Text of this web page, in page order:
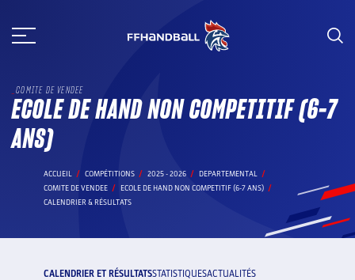
au
COMITE DE VENDEE
ECOLE DE HAND NON COMPETITIF (6-7
ANS)
ACCUEIL COMPÉTITIONS 2025 - 2026
DEPARTEMENTAL
COMITE DE VENDEE
ECOLE DE HAND NON COMPETITIF (6-7 ANS)
CALENDRIER & RÉSULTATS
CALENDRIER ET RÉSULTATSSTATISTIQUESACTUALITÉS